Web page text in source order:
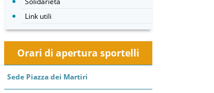
Link utili
Orari di apertura sportelli
Sede Piazza dei Martiri